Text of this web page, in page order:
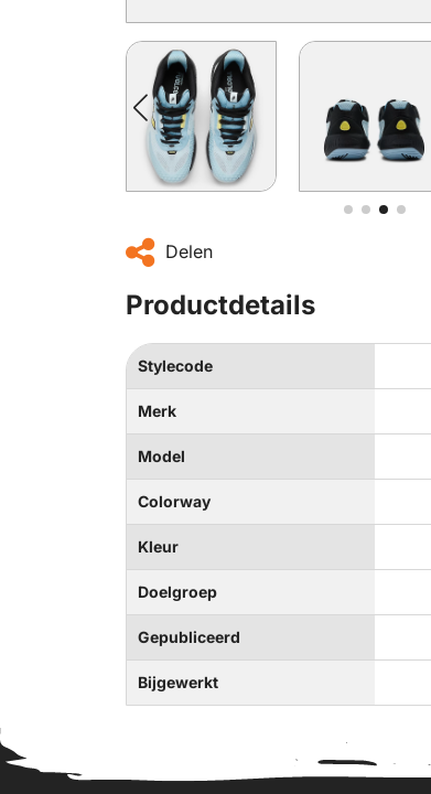
Delen
Productdetails
Stylecode
Merk
Model
Colorway
Kleur
Doelgroep
Gepubliceerd
Bijgewerkt